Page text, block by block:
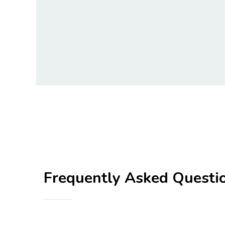
Frequently Asked